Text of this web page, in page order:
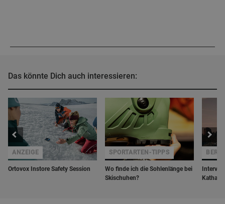
Das könnte Dich auch interessieren:
Ortovox Instore Safety Session
ANZEIGE
Wo finde ich die Sohlenlänge bei
Skischuhen?
SPORTARTEN-TIPPS